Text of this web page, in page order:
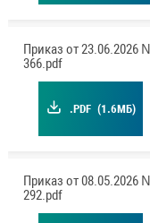
Приказ от 23.06.2026
366.pdf
.PDF (1.6МБ)
Приказ от 08.05.2026
292.pdf